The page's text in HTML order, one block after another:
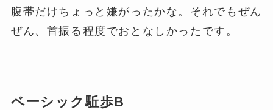
腹帯だけちょっと嫌がったかな。それでもぜん
ぜん、首振る程度でおとなしかったです。
ベーシック駈歩B